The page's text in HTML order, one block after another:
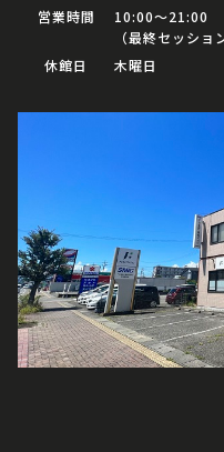
営業時間
10:00〜21:00
（最終セッショ
休館日
木曜日